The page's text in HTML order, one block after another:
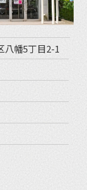
幡5丁目2-1